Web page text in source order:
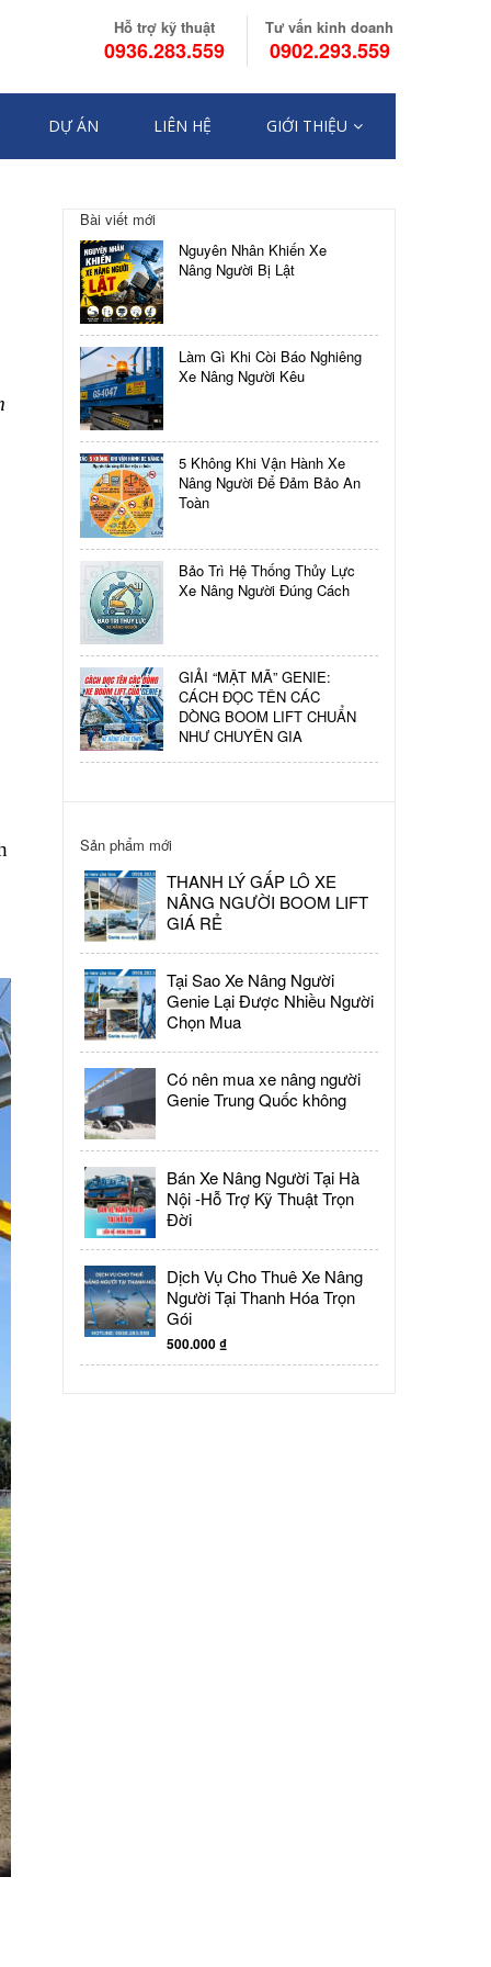
Hỗ trợ kỹ thuật
0936.283.559
Tư vấn kinh doanh
0902.293.559
DỰ ÁN LIÊN HỆ GIỚI THIỆU
hướng
Bài viết mới
Nguyên Nhân Khiến Xe
Nâng Người Bị Lật
Làm Gì Khi Còi Báo Nghiêng
Xe Nâng Người Kêu
5 Không Khi Vận Hành Xe
Nâng Người Để Đảm Bảo An
Toàn
Bảo Trì Hệ Thống Thủy Lực
Xe Nâng Người Đúng Cách
GIẢI “MẬT MÃ” GENIE:
CÁCH ĐỌC TÊN CÁC
DÒNG BOOM LIFT CHUẨN
NHƯ CHUYÊN GIA
Sản phẩm mới
THANH LÝ GẤP LÔ XE
NÂNG NGƯỜI BOOM LIFT
GIÁ RẺ
Tại Sao Xe Nâng Người
Genie Lại Được Nhiều Người
Chọn Mua
Có nên mua xe nâng người
Genie Trung Quốc không
Bán Xe Nâng Người Tại Hà
Nội -Hỗ Trợ Kỹ Thuật Trọn
Đời
Dịch Vụ Cho Thuê Xe Nâng
Người Tại Thanh Hóa Trọn
Gói
500.000₫